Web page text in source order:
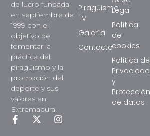
de lucro fundada
en septiembre de
1999 con el
objetivo de
fomentar la
práctica del
piragüismo y la
promoción del
deporte y sus
valores en
Extremadura.
Legal
Política
de
cookies
Política de
Privacidad
y
Protección
de datos
Piragüismo
TV
Galería
Contacto